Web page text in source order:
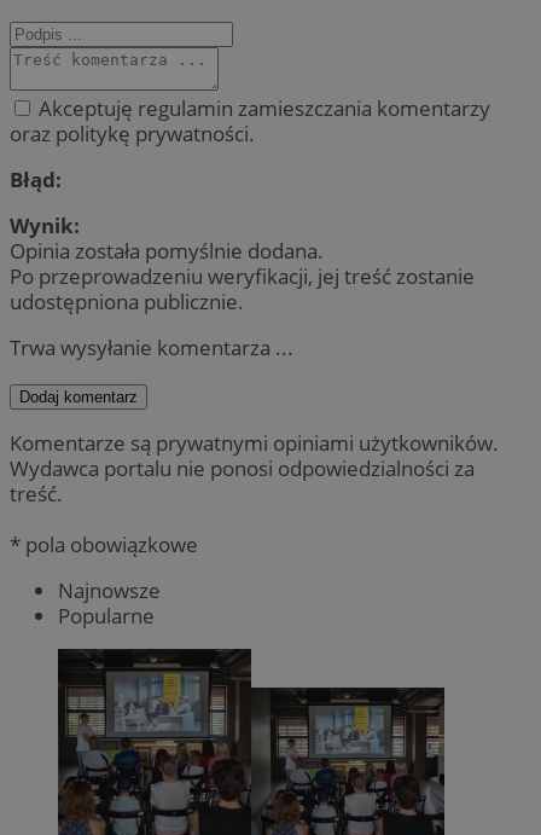
Akceptuję regulamin zamieszczania komentarzy
oraz politykę prywatności.
Błąd:
Wynik:
Opinia została pomyślnie dodana.
Po przeprowadzeniu weryfikacji, jej treść zostanie
udostępniona publicznie.
Trwa wysyłanie komentarza ...
Dodaj komentarz
Komentarze są prywatnymi opiniami użytkowników.
Wydawca portalu nie ponosi odpowiedzialności za
treść.
* pola obowiązkowe
Najnowsze
Popularne